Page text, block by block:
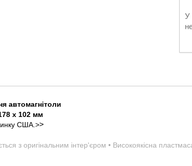
У
автомагнітоли
x 102 мм
США. >>
з оригінальним інтер'єром • Високоякісна